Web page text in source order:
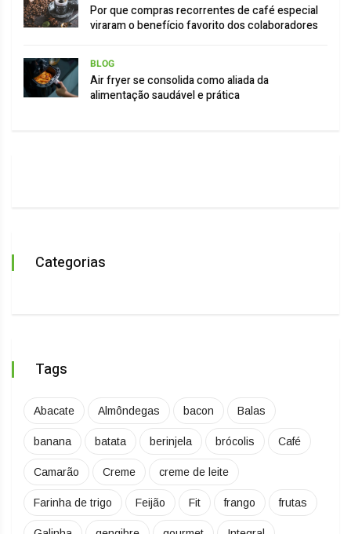
Por que compras recorrentes de café especial
viraram o benefício favorito dos colaboradores
BLOG
Air fryer se consolida como aliada da
alimentação saudável e prática
Categorias
Tags
Abacate Almôndegas bacon Balas
banana batata berinjela brócolis Café
Camarão Creme creme de leite
Farinha de trigo Feijão Fit frango frutas